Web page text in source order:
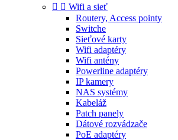
  Wifi a sieť
Routery, Access pointy
Switche
Sieťové karty
Wifi adaptéry
Wifi antény
Powerline adaptéry
IP kamery
NAS systémy
Kabeláž
Patch panely
Dátové rozvádzače
PoE adaptéry